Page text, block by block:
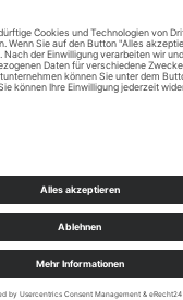
AGB Impressum
OS-Plattform
- OceanWP Theme by Nick